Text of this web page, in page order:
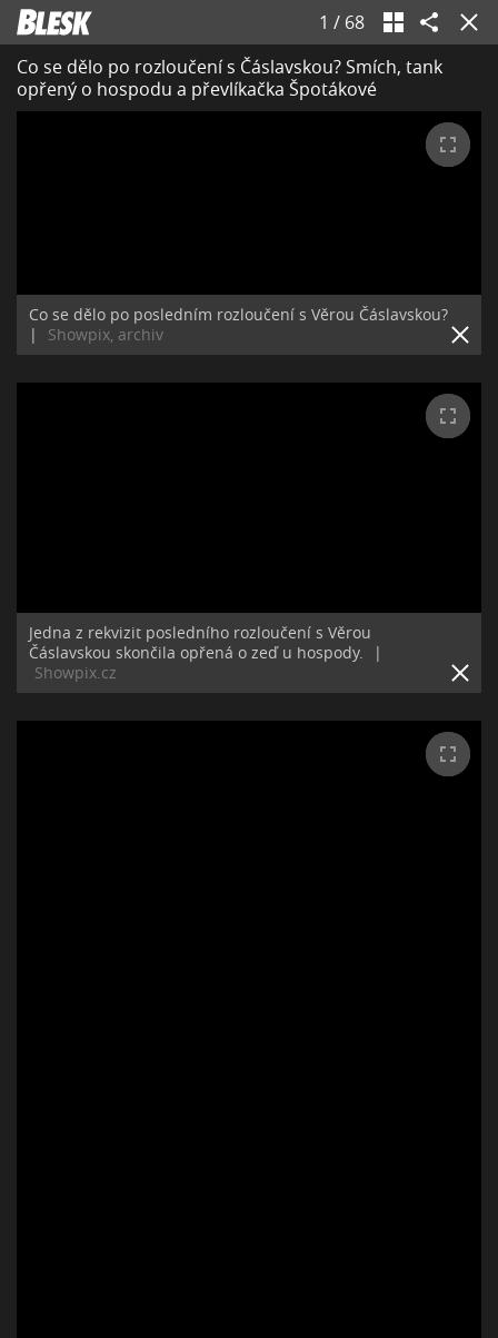
1 / 68
Co se dělo po rozloučení s Čáslavskou? Smích, tank
opřený o hospodu a převlíkačka Špotákové
Co se dělo po posledním rozloučení s Věrou Čáslavskou?
|
Showpix, archiv
Jedna z rekvizit posledního rozloučení s Věrou
Čáslavskou skončila opřená o zeď u hospody.
|
Showpix.cz